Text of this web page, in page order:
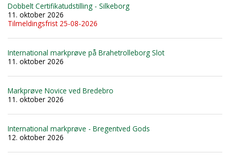
Dobbelt Certifikatudstilling - Silkeborg
11. oktober 2026
Tilmeldingsfrist 25-08-2026
International markprøve på Brahetrolleborg Slot
11. oktober 2026
Markprøve Novice ved Bredebro
11. oktober 2026
International markprøve - Bregentved Gods
12. oktober 2026